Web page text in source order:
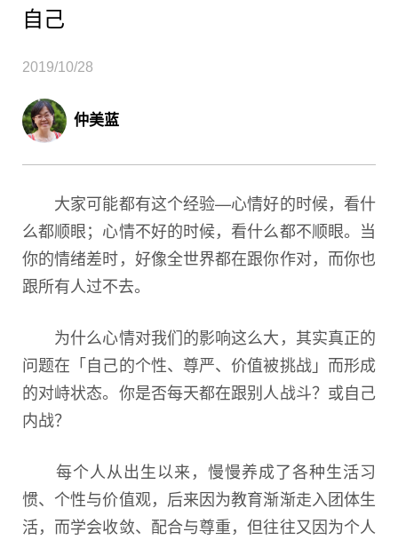
自己
2019/10/28
仲美蓝
大家可能都有这个经验—心情好的时候，看什
么都顺眼；心情不好的时候，看什么都不顺眼。当
你的情绪差时，好像全世界都在跟你作对，而你也
跟所有人过不去。
为什么心情对我们的影响这么大，其实真正的
问题在「自己的个性、尊严、价值被挑战」而形成
的对峙状态。你是否每天都在跟别人战斗？或自己
内战？
每个人从出生以来，慢慢养成了各种生活习
惯、个性与价值观，后来因为教育渐渐走入团体生
活，而学会收敛、配合与尊重，但往往又因为个人